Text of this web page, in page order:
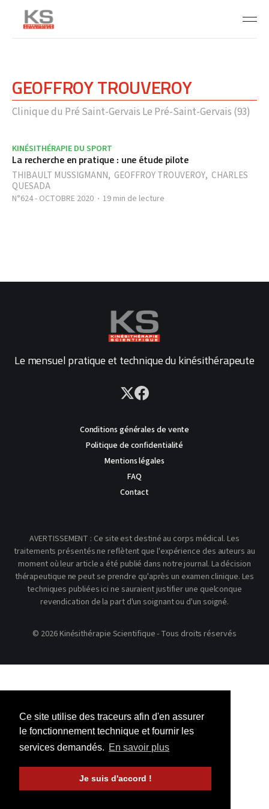
Ce site utilise des traceurs afin d'en assurer
le fonctionnement technique et fournir les
services demandés. En savoir plus
Je suis d'accord !
GEOFFROY TROUVEROY
Clinique du Pré Saint-Gervais Le Pré-Saint-Gervais (93)
KINÉSITHÉRAPIE DU SPORT
La recherche en pratique : une étude pilote
THIBAULT MUSSIGMANN, GEOFFROY TROUVEROY, CHARLES
QUESADA
N°624 - OCTOBRE 2020 19 min de lecture
Le mensuel pratique et technique du kinésithérapeute
Conditions générales de vente
Politique de confidentialité
Mentions légales
FAQ
Contact
AVERTISSEMENT : Ce site est destiné au corps médical. Les
traitements présentés ne reflètent que l'expérience des auteurs au
moment où leur article a été publié dans notre journal. La décision
thérapeutique ne peut se prendre qu'après un examen clinique. Les
techniques publiées ici ne sauraient justifier une quelconque
revendication de la part d'un soignant ou d'un soigné.
© 2026 Kinésithérapie Scientifique - Tous droits réservés